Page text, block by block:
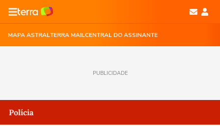
MAPA ASTRALTERRA MAILCENTRAL DO ASSINANTE
PUBLICIDADE
Polícia